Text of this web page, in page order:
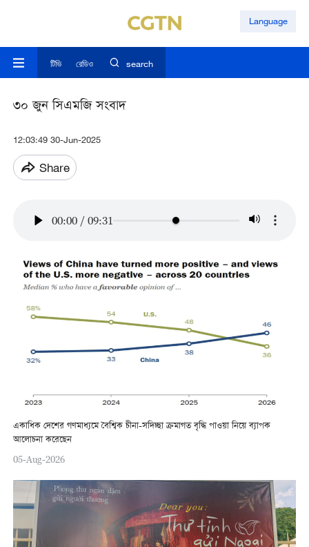
Language
টিভি রেডিও search
৩০ জুন সিএমজি সংবাদ
12:03:49 30-Jun-2025
Share
00:00 / 09:31
একাধিক দেশের গণমাধ্যমে বৈশ্বিক চীনা-সদিচ্ছা ক্রমাগত বৃদ্ধি পাওয়া নিয়ে ব্যাপক
আলোচনা করেছেন
05-Aug-2026